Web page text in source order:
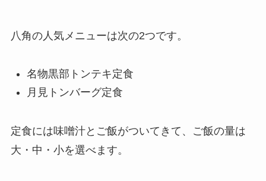
八角の人気メニューは次の2つです。
名物黒部トンテキ定食
月見トンバーグ定食
定食には味噌汁とご飯がついてきて、ご飯の量は
大・中・小を選べます。